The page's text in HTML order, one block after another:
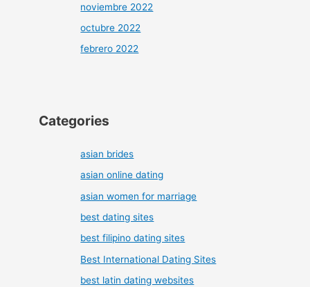
noviembre 2022
octubre 2022
febrero 2022
Categories
asian brides
asian online dating
asian women for marriage
best dating sites
best filipino dating sites
Best International Dating Sites
best latin dating websites